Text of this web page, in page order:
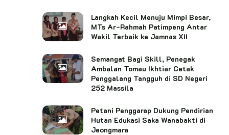
Langkah Kecil Menuju Mimpi Besar,
MTs Ar-Rahmah Patimpeng Antar
Wakil Terbaik ke Jamnas XII
Semangat Bagi Skill, Penegak
Ambalan Tomau Ikhtiar Cetak
Penggalang Tangguh di SD Negeri
252 Massila
Petani Penggarap Dukung Pendirian
Hutan Edukasi Saka Wanabakti di
Jeongmara